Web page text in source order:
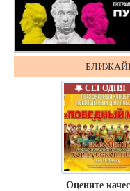
СЕГОДНЯ
Оцените